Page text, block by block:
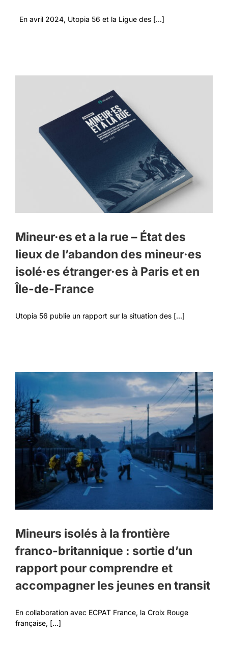
En avril 2024, Utopia 56 et la Ligue des [...]
Mineur·es et a la rue – État des
lieux de l’abandon des mineur·es
isolé·es étranger·es à Paris et en
Île-de-France
Utopia 56 publie un rapport sur la situation des [...]
Mineurs isolés à la frontière
franco-britannique : sortie d’un
rapport pour comprendre et
accompagner les jeunes en transit
En collaboration avec ECPAT France, la Croix Rouge
française, [...]